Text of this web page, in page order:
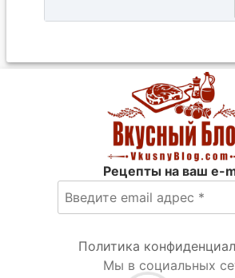
Рецепты на ваш e-
Политика
Мы в социальных